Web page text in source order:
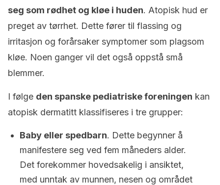
seg som rødhet og kløe i huden. Atopisk hud er
preget av tørrhet. Dette fører til flassing og
irritasjon og forårsaker symptomer som plagsom
kløe. Noen ganger vil det også oppstå små
blemmer.
I følge den spanske pediatriske foreningen kan
atopisk dermatitt klassifiseres i tre grupper:
Baby eller spedbarn. Dette begynner å
manifestere seg ved fem måneders alder.
Det forekommer hovedsakelig i ansiktet,
med unntak av munnen, nesen og området